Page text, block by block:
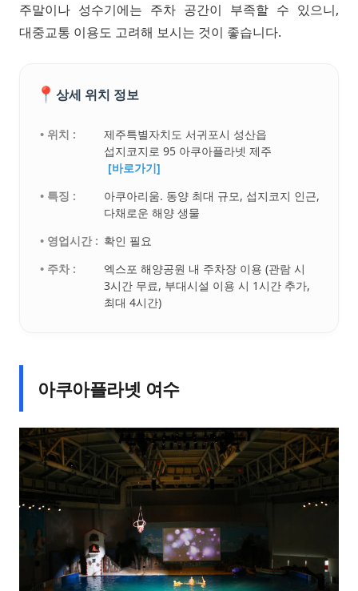
주말이나 성수기에는 주차 공간이 부족할 수 있으니,
대중교통 이용도 고려해 보시는 것이 좋습니다.
📍 상세 위치 정보
• 위치 :
제주특별자치도 서귀포시 성산읍
섭지코지로 95 아쿠아플라넷 제주
[바로가기]
• 특징 :
아쿠아리움. 동양 최대 규모, 섭지코지 인근,
다채로운 해양 생물
• 영업시간 : 확인 필요
• 주차 :
엑스포 해양공원 내 주차장 이용 (관람 시
3시간 무료, 부대시설 이용 시 1시간 추가,
최대 4시간)
아쿠아플라넷 여수